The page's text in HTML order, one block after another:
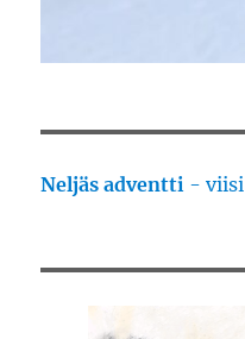
Neljäs adventti -